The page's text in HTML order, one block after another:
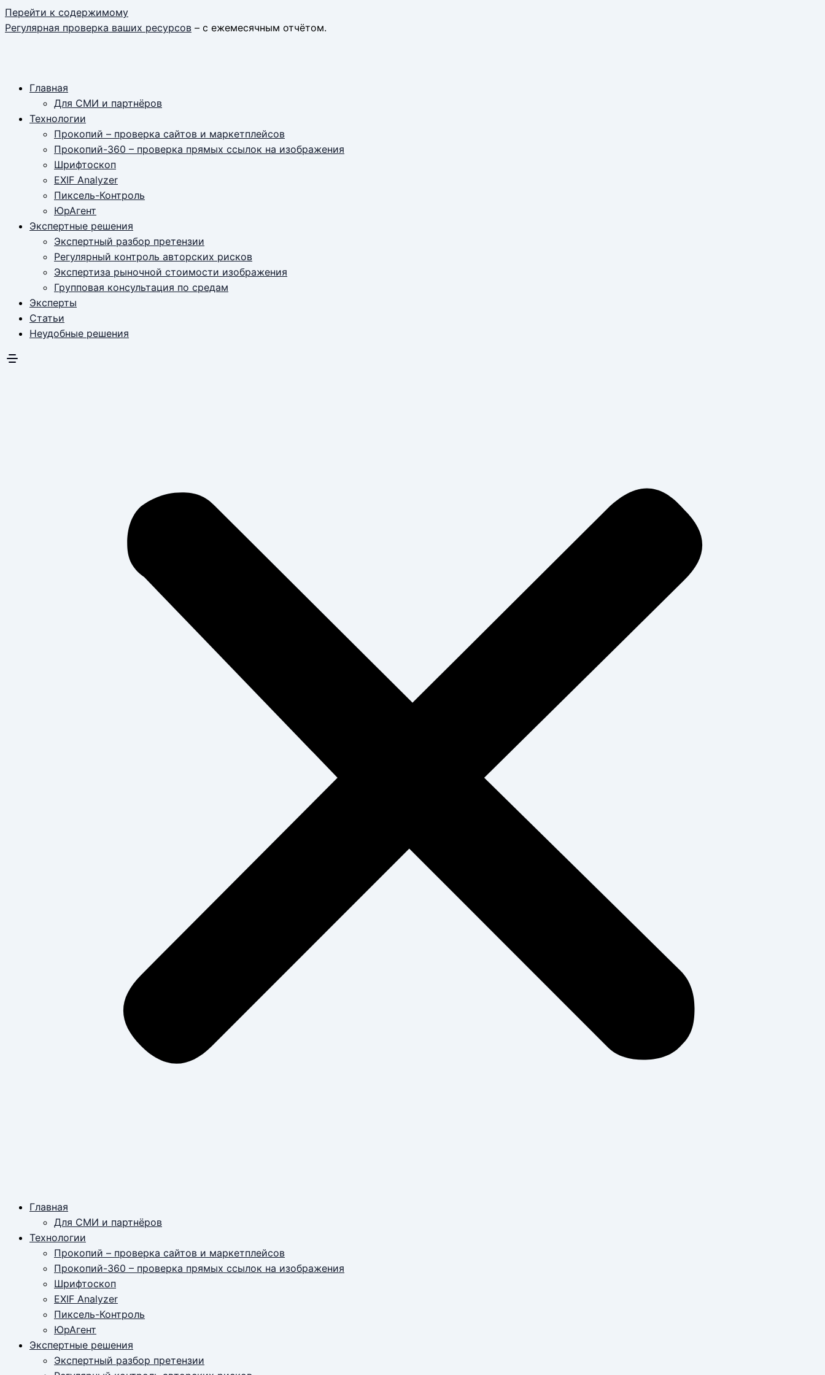
Перейти к содержимому
Регулярная проверка ваших ресурсов – с ежемесячным отчётом.
Главная
Для СМИ и партнёров
Технологии
Прокопий – проверка сайтов и маркетплейсов
Прокопий-360 – проверка прямых ссылок на изображения
Шрифтоскоп
EXIF Analyzer
Пиксель-Контроль
ЮрАгент
Экспертные решения
Экспертный разбор претензии
Регулярный контроль авторских рисков
Экспертиза рыночной стоимости изображения
Групповая консультация по средам
Эксперты
Статьи
Неудобные решения
Главная
Для СМИ и партнёров
Технологии
Прокопий – проверка сайтов и маркетплейсов
Прокопий-360 – проверка прямых ссылок на изображения
Шрифтоскоп
EXIF Analyzer
Пиксель-Контроль
ЮрАгент
Экспертные решения
Экспертный разбор претензии